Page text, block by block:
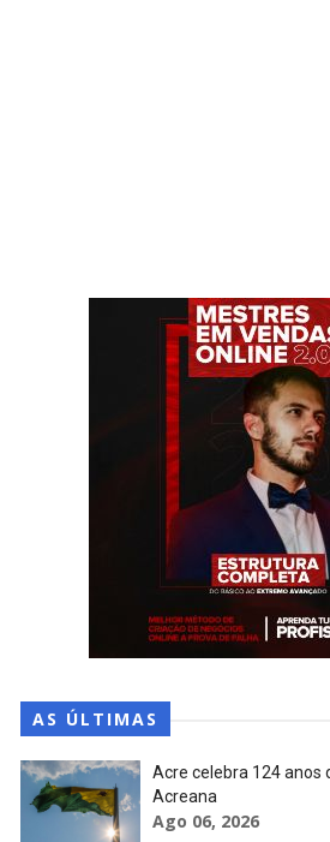
AS ÚLTIMAS
Acre celebra 124 anos
Acreana
Ago 06, 2026